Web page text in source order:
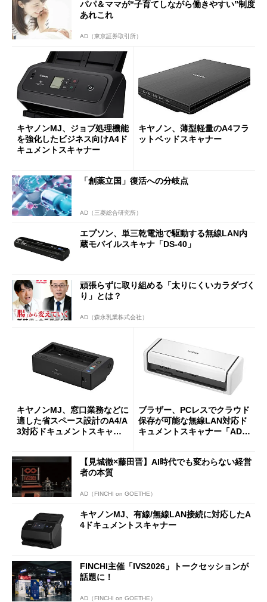
パパ＆ママが“子育てしながら働きやすい”制度
あれこれ
AD（東京証券取引所）
キヤノンMJ、ジョブ処理機能
を強化したビジネス向けA4ド
キュメントスキャナー
キヤノン、薄型軽量のA4フラ
ットベッドスキャナー
「創薬立国」復活への分岐点
AD（三菱総合研究所）
エプソン、単三乾電池で駆動する無線LAN内
蔵モバイルスキャナ「DS-40」
頑張らずに取り組める「太りにくいカラダづく
り」とは？
AD（森永乳業株式会社）
キヤノンMJ、窓口業務などに
適した省スペース設計のA4/A
3対応ドキュメントスキャナ
ブラザー、PCレスでクラウド
保存が可能な無線LAN対応ド
キュメントスキャナー「ADS-
【見城徹×藤田晋】AI時代でも変わらない経営
者の本質
AD（FINCHI on GOETHE）
キヤノンMJ、有線/無線LAN接続に対応したA
4ドキュメントスキャナー
FINCHI主催「IVS2026」トークセッションが
話題に！
AD（FINCHI on GOETHE）